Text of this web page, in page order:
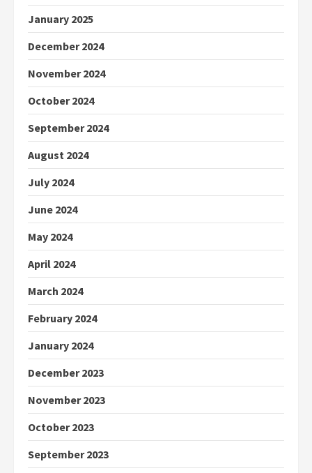
January 2025
December 2024
November 2024
October 2024
September 2024
August 2024
July 2024
June 2024
May 2024
April 2024
March 2024
February 2024
January 2024
December 2023
November 2023
October 2023
September 2023